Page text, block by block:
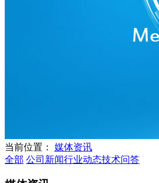
当前位置：
媒体资讯
全部 公司新闻行业动态技术问答